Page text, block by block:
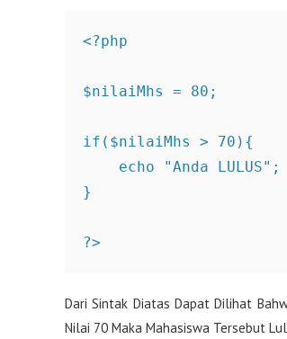
<?php
$nilaiMhs = 80;
if($nilaiMhs > 70){
    echo "Anda LULUS";
}
?>
Dari Sintak Diatas Dapat Dilihat
Nilai 70 Maka Mahasiswa Tersebut